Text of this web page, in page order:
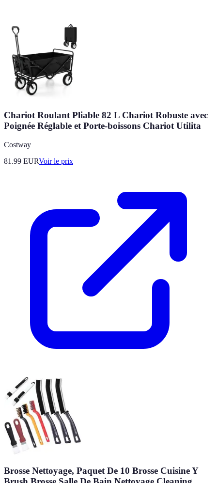
Chariot Roulant Pliable 82 L Chariot Robuste avec
Poignée Réglable et Porte-boissons Chariot Utilita
Costway
81.99 EURVoir le prix
Brosse Nettoyage, Paquet De 10 Brosse Cuisine Y